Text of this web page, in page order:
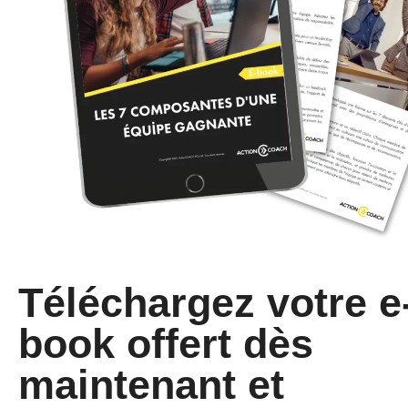
Téléchargez votre
book offert dès
maintenant et